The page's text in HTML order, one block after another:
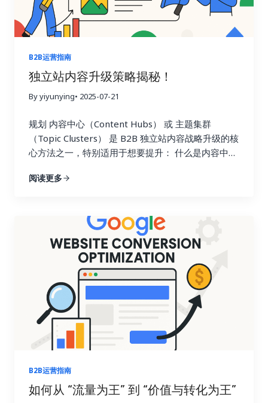
B2B运营指南
独立站内容升级策略揭秘！
By yiyunying• 2025-07-21
规划 内容中心（Content Hubs） 或 主题集群
（Topic Clusters） 是 B2B 独立站内容战略升级的核
心方法之一，特别适用于想要提升： 什么是内容中心
内容中心（Content Hub）： 是围绕某个核心话
Cluster）： 是围绕某个核心主题，构建一组语义相
关的文章、页面、案例、FAQ 等，并通过内部链接实
现内容网络。
二者的核心理念相同：将内容从“散
点”变为“网络”，更好服务用户搜索意图，也更适合
Google 语义理解和 AI 摘要抽取。 Topic Cluster 架
构模型概览 为什么你需要建立内容中心/主题集群？
优势 说明
提升 SEO 权重 集中内部链接传递权
重，提升核心词排名
符合语义搜索逻辑 更好匹配
用户意图，适配 AI 摘要结构
提高用户粘性 提供
完整知识体系，增加页面浏览深度
建立专家地位
让用户相信你是该领域真正的权威
号 内容完整、结构清晰、引用权威，有助于提升信任
度 如何规划内容中心/主题集群（分步骤）…
阅读更多
B2B运营指南
如何从 “流量为王” 到 “价值与转化为王”